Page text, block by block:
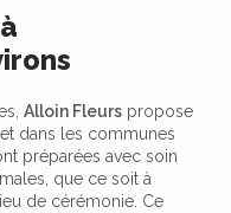
Alloin Fleurs propose
dans les communes
préparées avec soin
que ce soit à
de cérémonie. Ce